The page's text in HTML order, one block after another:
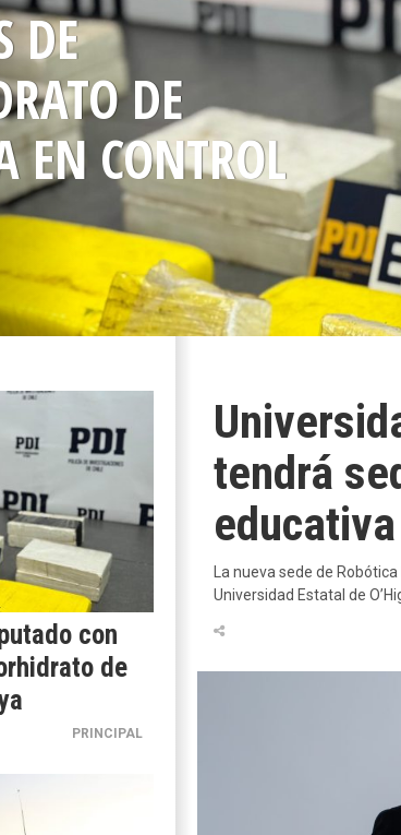
EN
CON PERÚ
con
de
PRINCIPAL
tendrá
La nueva sede de
Universidad Estatal de